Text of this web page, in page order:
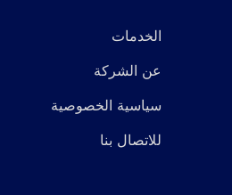
الخدمات
عن الشركة
سياسية الخصوصية
للاتصال بنا